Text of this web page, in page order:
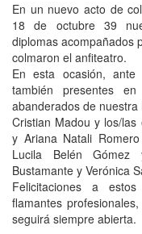
En un nuevo acto de
18 de octubre 39
diplomas acompañados
colmaron el anfiteatro.
En esta ocasión, ante
también presentes
abanderados de nuestra
Cristian Madou y los/
y Ariana Natali
Lucila Belén Gómez
Bustamante y Verónica
Felicitaciones a
flamantes
seguirá siempre abierta.